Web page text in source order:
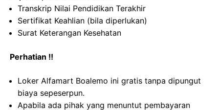
Transkrip Nilai Pendidikan Terakhir
Sertifikat Keahlian (bila diperlukan)
Surat Keterangan Kesehatan
Perhatian !!
Loker Alfamart Boalemo ini gratis tanpa dipungut
biaya sepeserpun.
Apabila ada pihak yang menuntut pembayaran